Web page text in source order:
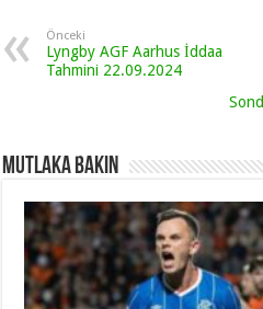
Önceki
Lyngby AGF Aarhus İddaa
Tahmini 22.09.2024
Mutlaka Bakın